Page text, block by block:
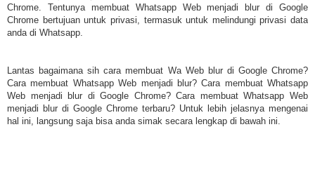
Chrome. Tentunya membuat Whatsapp Web menjadi blur di Google
Chrome bertujuan untuk privasi, termasuk untuk melindungi privasi data
anda di Whatsapp.
Lantas bagaimana sih cara membuat Wa Web blur di Google Chrome?
Cara membuat Whatsapp Web menjadi blur? Cara membuat Whatsapp
Web menjadi blur di Google Chrome? Cara membuat Whatsapp Web
menjadi blur di Google Chrome terbaru? Untuk lebih jelasnya mengenai
hal ini, langsung saja bisa anda simak secara lengkap di bawah ini.